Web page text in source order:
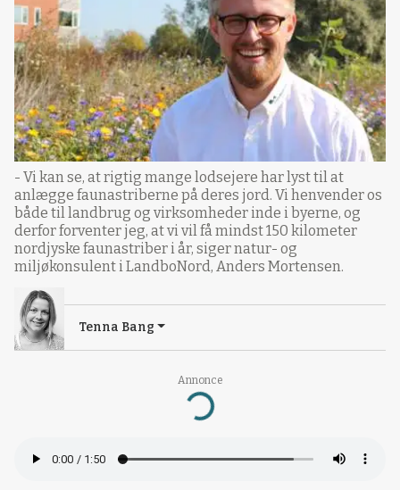
Annonce
Loading...
- Vi kan se, at rigtig mange lodsejere har lyst til at
anlægge faunastriberne på deres jord. Vi henvender os
både til landbrug og virksomheder inde i byerne, og
derfor forventer jeg, at vi vil få mindst 150 kilometer
nordjyske faunastriber i år, siger natur- og
miljøkonsulent i LandboNord, Anders Mortensen.
Tenna Bang